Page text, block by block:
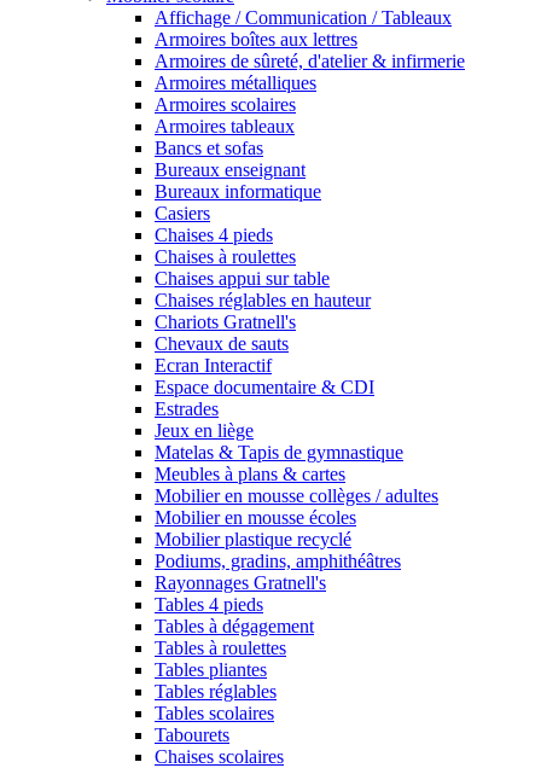
Affichage / Communication / Tableaux
Armoires boîtes aux lettres
Armoires de sûreté, d'atelier & infirmerie
Armoires métalliques
Armoires scolaires
Armoires tableaux
Bancs et sofas
Bureaux enseignant
Bureaux informatique
Casiers
Chaises 4 pieds
Chaises à roulettes
Chaises appui sur table
Chaises réglables en hauteur
Chariots Gratnell's
Chevaux de sauts
Ecran Interactif
Espace documentaire & CDI
Estrades
Jeux en liège
Matelas & Tapis de gymnastique
Meubles à plans & cartes
Mobilier en mousse collèges / adultes
Mobilier en mousse écoles
Mobilier plastique recyclé
Podiums, gradins, amphithéâtres
Rayonnages Gratnell's
Tables 4 pieds
Tables à dégagement
Tables à roulettes
Tables pliantes
Tables réglables
Tables scolaires
Tabourets
Chaises scolaires